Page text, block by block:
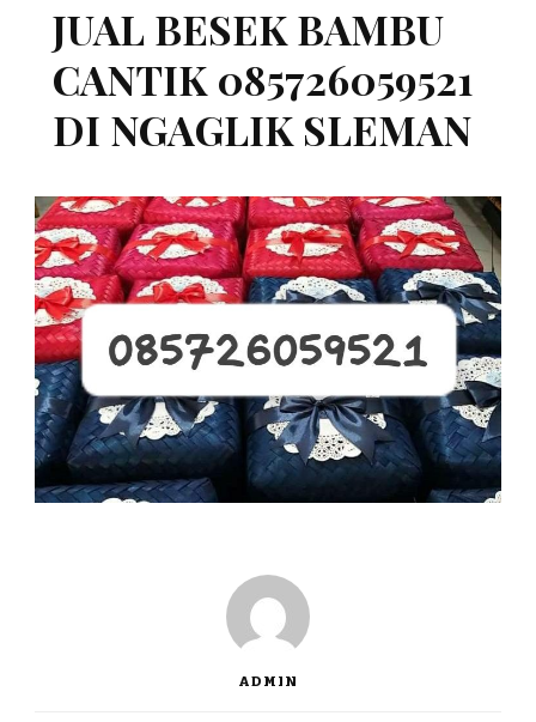
JUAL BESEK BAMBU
CANTIK 085726059521
DI NGAGLIK SLEMAN
ADMIN